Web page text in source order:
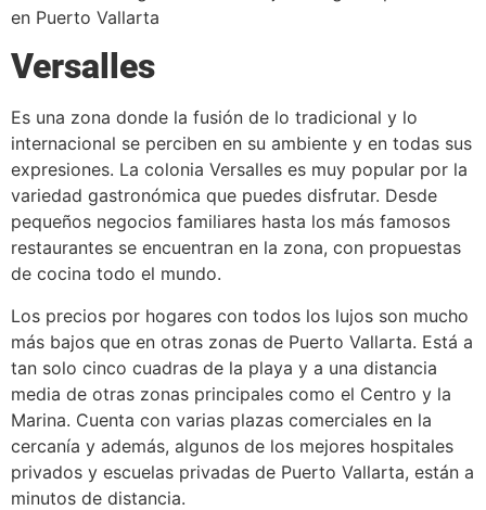
en Puerto Vallarta
Versalles
Es una zona donde la fusión de lo tradicional y lo
internacional se perciben en su ambiente y en todas sus
expresiones. La colonia Versalles es muy popular por la
variedad gastronómica que puedes disfrutar. Desde
pequeños negocios familiares hasta los más famosos
restaurantes se encuentran en la zona, con propuestas
de cocina todo el mundo.
Los precios por hogares con todos los lujos son mucho
más bajos que en otras zonas de Puerto Vallarta. Está a
tan solo cinco cuadras de la playa y a una distancia
media de otras zonas principales como el Centro y la
Marina. Cuenta con varias plazas comerciales en la
cercanía y además, algunos de los mejores hospitales
privados y escuelas privadas de Puerto Vallarta, están a
minutos de distancia.